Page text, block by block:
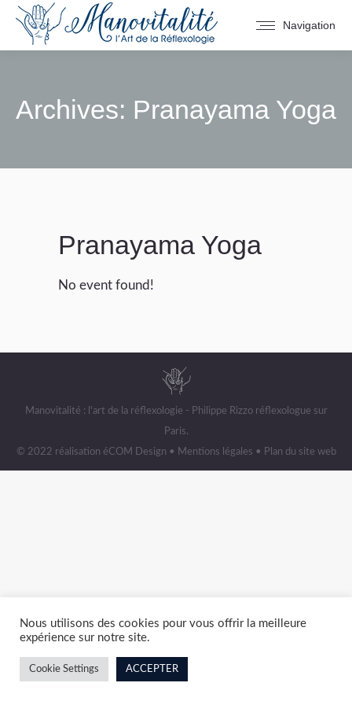
Navigation
Archives: Pranayama Yoga
Pranayama Yoga
No event found!
Manovitalité : l'art de la réflexologie - Philippe Rizzo réflexologue sur
Paris.
© 2022 réalisation éCOM Design • Mentions légales • Plan du site web
Nous utilisons des cookies pour vous offrir la meilleure
expérience sur notre site.
Cookie Settings ACCEPTER